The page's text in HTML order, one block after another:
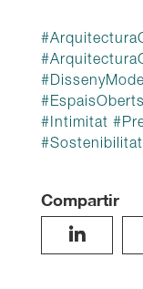
#
#
#
#EspaisOberts
#Intimitat #
#Sostenibilitat
Compartir